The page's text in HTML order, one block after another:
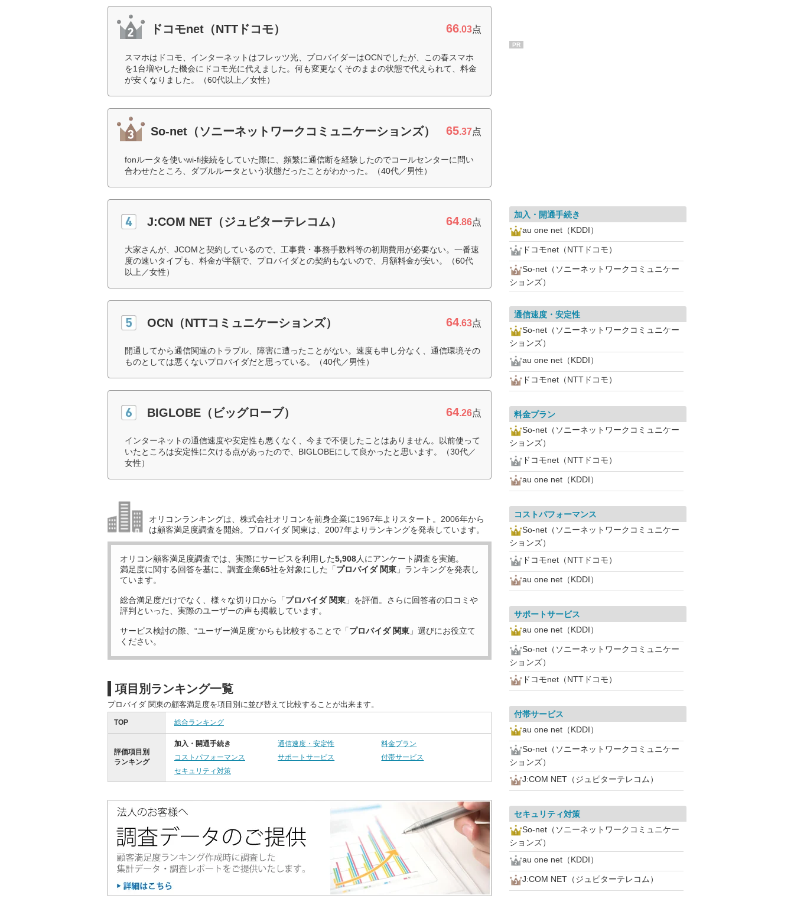
ドコモnet（NTTドコモ） 66.03点
スマホはドコモ、インターネットはフレッツ光、プロバイダーはOCNでしたが、この春スマホ
を1台増やした機会にドコモ光に代えました。何も変更なくそのままの状態で代えられて、料金
が安くなりました。（60代以上／女性）
So-net（ソニーネットワークコミュニケーションズ） 65.37点
fonルータを使いwi-fi接続をしていた際に、頻繁に通信断を経験したのでコールセンターに問い
合わせたところ、ダブルルータという状態だったことがわかった。（40代／男性）
J:COM NET（ジュピターテレコム） 64.86点
大家さんが、JCOMと契約しているので、工事費・事務手数料等の初期費用が必要ない。一番速
度の速いタイプも、料金が半額で、プロバイダとの契約もないので、月額料金が安い。（60代
以上／女性）
OCN（NTTコミュニケーションズ） 64.63点
開通してから通信関連のトラブル、障害に遭ったことがない。速度も申し分なく、通信環境その
ものとしては悪くないプロバイダだと思っている。（40代／男性）
BIGLOBE（ビッグローブ） 64.26点
インターネットの通信速度や安定性も悪くなく、今まで不便したことはありません。以前使って
いたところは安定性に欠ける点があったので、BIGLOBEにして良かったと思います。（30代／
女性）
オリコンランキングは、株式会社オリコンを前身企業に1967年よりスタート。2006年から
は顧客満足度調査を開始。プロバイダ 関東は、2007年よりランキングを発表しています。
オリコン顧客満足度調査では、実際にサービスを利用した5,908人にアンケート調査を実施。
満足度に関する回答を基に、調査企業65社を対象にした「プロバイダ 関東 」ランキングを発表し
ています。
総合満足度だけでなく、様々な切り口から「プロバイダ 関東 」を評価。さらに回答者の口コミや
評判といった、実際のユーザーの声も掲載しています。
サービス検討の際、“ユーザー満足度”からも比較することで「プロバイダ 関東 」選びにお役立て
ください。
項目別ランキング一覧
プロバイダ 関東の顧客満足度を項目別に並び替えて比較することが出来ます。
TOP 総合ランキング
評価項目別
ランキング
加入・開通手続き 通信速度・安定性
料金プラン
コストパフォーマンス
サポートサービス
付帯サービス
セキュリティ対策
PR
加入・開通手続き
au one net（KDDI）
ドコモnet（NTTドコモ）
So-net（ソニーネットワークコミュニケー
ションズ）
通信速度・安定性
So-net（ソニーネットワークコミュニケー
ションズ）
au one net（KDDI）
ドコモnet（NTTドコモ）
料金プラン
So-net（ソニーネットワークコミュニケー
ションズ）
ドコモnet（NTTドコモ）
au one net（KDDI）
コストパフォーマンス
So-net（ソニーネットワークコミュニケー
ションズ）
ドコモnet（NTTドコモ）
au one net（KDDI）
サポートサービス
au one net（KDDI）
So-net（ソニーネットワークコミュニケー
ションズ）
ドコモnet（NTTドコモ）
付帯サービス
au one net（KDDI）
So-net（ソニーネットワークコミュニケー
ションズ）
J:COM NET（ジュピターテレコム）
セキュリティ対策
So-net（ソニーネットワークコミュニケー
ションズ）
au one net（KDDI）
J:COM NET（ジュピターテレコム）